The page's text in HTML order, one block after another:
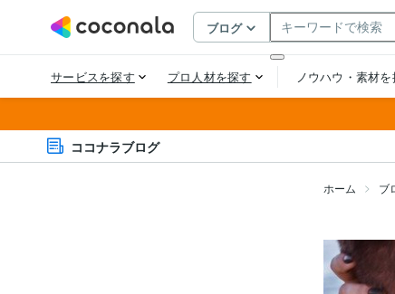
ココナラブログ
ホーム ブ